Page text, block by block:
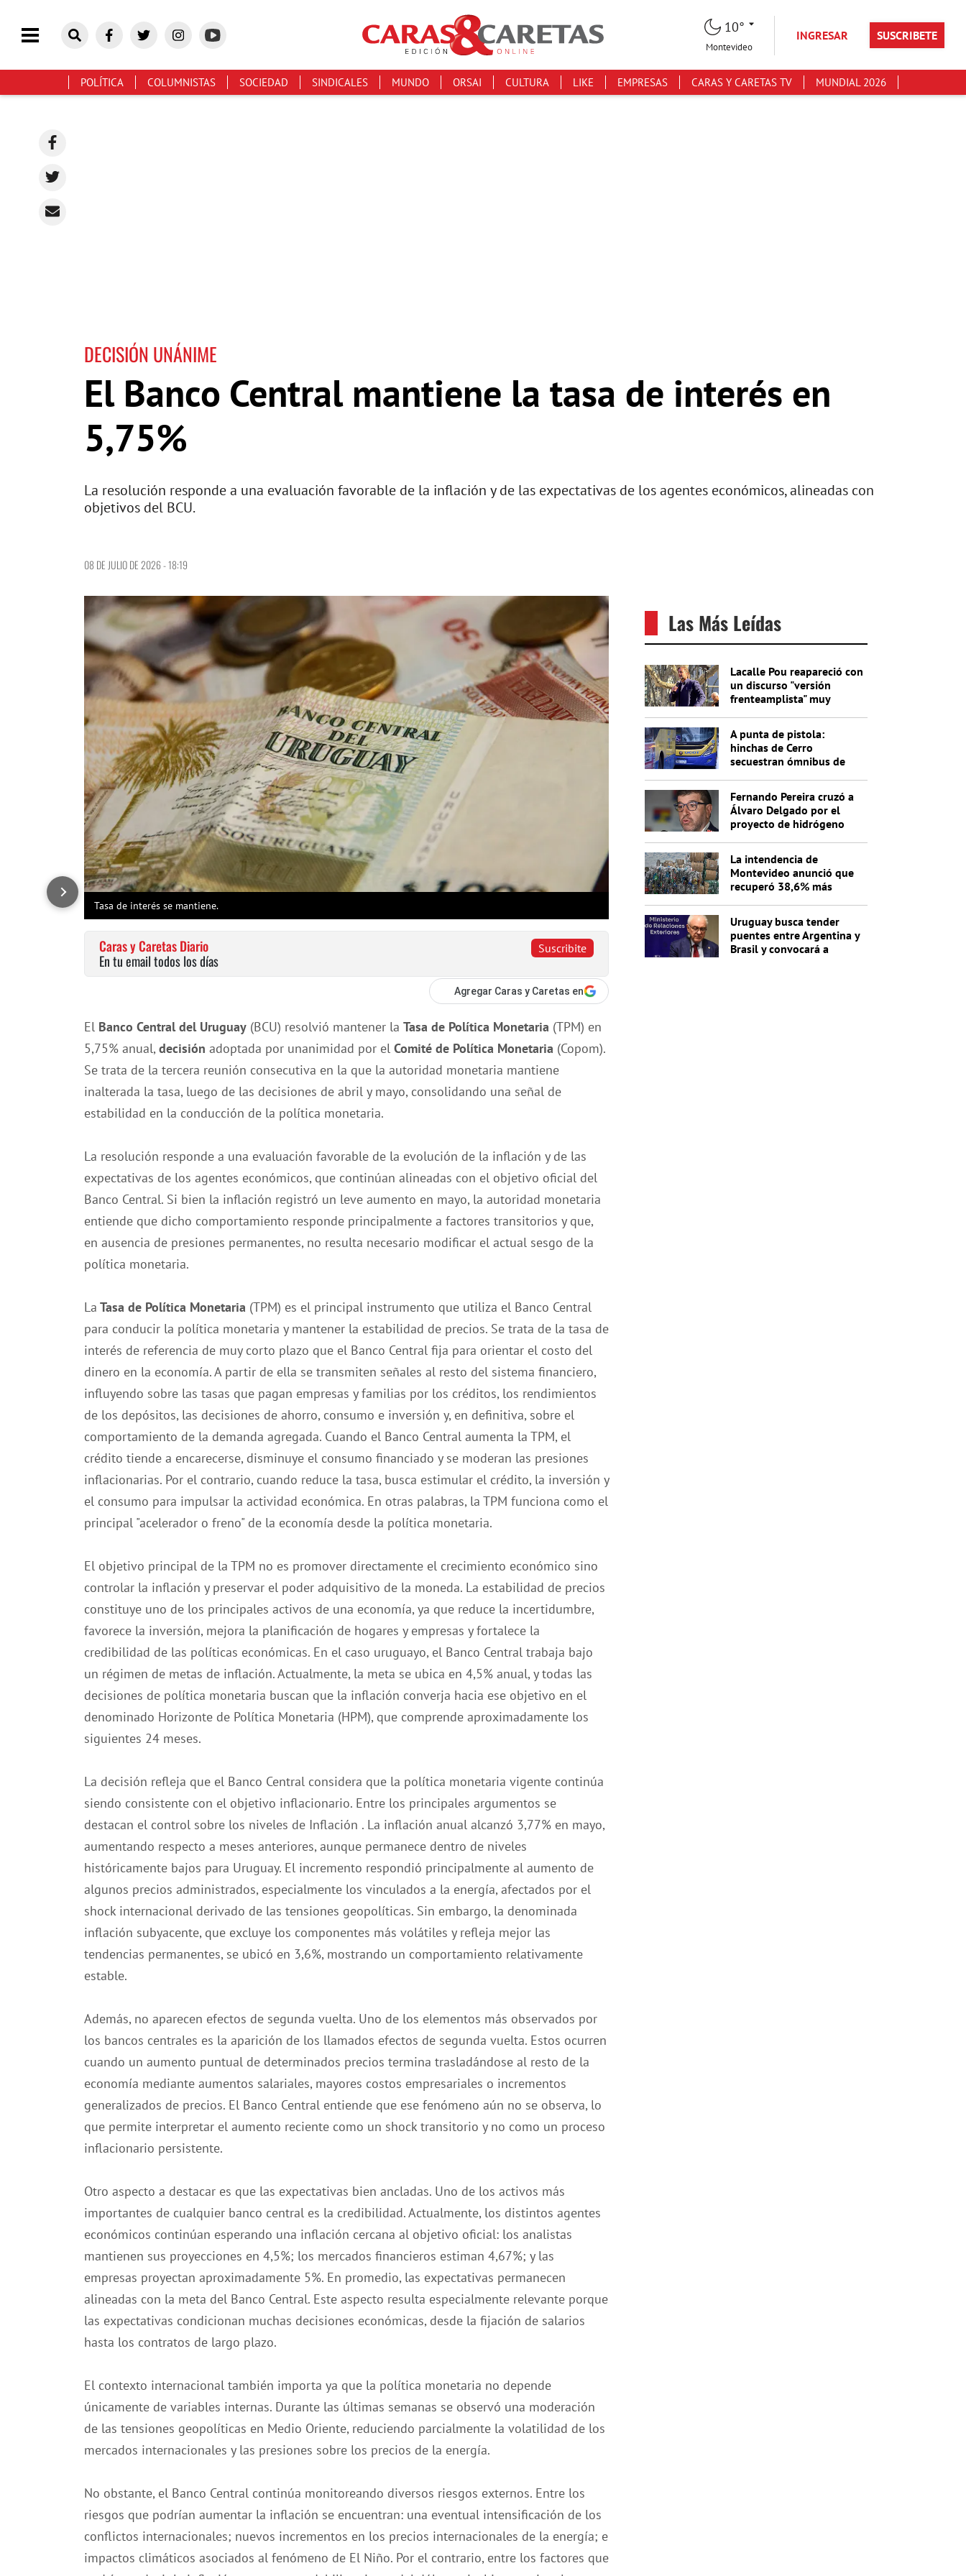
10°
Montevideo
INGRESAR SUSCRIBETE
POLÍTICA COLUMNISTAS SOCIEDAD SINDICALES MUNDO ORSAI CULTURA LIKE EMPRESAS CARAS Y CARETAS TV MUNDIAL 2026
DECISIÓN UNÁNIME
El Banco Central mantiene la tasa de interés en
5,75%
La resolución responde a una evaluación favorable de la inflación y de las expectativas de los agentes económicos, alineadas con
objetivos del BCU.
08 DE JULIO DE 2026 - 18:19
Tasa de interés se mantiene.
Suscribite
Caras y Caretas Diario
En tu email todos los días
Agregar Caras y Caretas en
El Banco Central del Uruguay (BCU) resolvió mantener la Tasa de Política Monetaria (TPM) en
5,75% anual, decisión adoptada por unanimidad por el Comité de Política Monetaria (Copom).
Se trata de la tercera reunión consecutiva en la que la autoridad monetaria mantiene
inalterada la tasa, luego de las decisiones de abril y mayo, consolidando una señal de
estabilidad en la conducción de la política monetaria.
La resolución responde a una evaluación favorable de la evolución de la inflación y de las
expectativas de los agentes económicos, que continúan alineadas con el objetivo oficial del
Banco Central. Si bien la inflación registró un leve aumento en mayo, la autoridad monetaria
entiende que dicho comportamiento responde principalmente a factores transitorios y que,
en ausencia de presiones permanentes, no resulta necesario modificar el actual sesgo de la
política monetaria.
La Tasa de Política Monetaria (TPM) es el principal instrumento que utiliza el Banco Central
para conducir la política monetaria y mantener la estabilidad de precios. Se trata de la tasa de
interés de referencia de muy corto plazo que el Banco Central fija para orientar el costo del
dinero en la economía. A partir de ella se transmiten señales al resto del sistema financiero,
influyendo sobre las tasas que pagan empresas y familias por los créditos, los rendimientos
de los depósitos, las decisiones de ahorro, consumo e inversión y, en definitiva, sobre el
comportamiento de la demanda agregada. Cuando el Banco Central aumenta la TPM, el
crédito tiende a encarecerse, disminuye el consumo financiado y se moderan las presiones
inflacionarias. Por el contrario, cuando reduce la tasa, busca estimular el crédito, la inversión y
el consumo para impulsar la actividad económica. En otras palabras, la TPM funciona como el
principal "acelerador o freno" de la economía desde la política monetaria.
El objetivo principal de la TPM no es promover directamente el crecimiento económico sino
controlar la inflación y preservar el poder adquisitivo de la moneda. La estabilidad de precios
constituye uno de los principales activos de una economía, ya que reduce la incertidumbre,
favorece la inversión, mejora la planificación de hogares y empresas y fortalece la
credibilidad de las políticas económicas. En el caso uruguayo, el Banco Central trabaja bajo
un régimen de metas de inflación. Actualmente, la meta se ubica en 4,5% anual, y todas las
decisiones de política monetaria buscan que la inflación converja hacia ese objetivo en el
denominado Horizonte de Política Monetaria (HPM), que comprende aproximadamente los
siguientes 24 meses.
La decisión refleja que el Banco Central considera que la política monetaria vigente continúa
siendo consistente con el objetivo inflacionario. Entre los principales argumentos se
destacan el control sobre los niveles de Inflación . La inflación anual alcanzó 3,77% en mayo,
aumentando respecto a meses anteriores, aunque permanece dentro de niveles
históricamente bajos para Uruguay. El incremento respondió principalmente al aumento de
algunos precios administrados, especialmente los vinculados a la energía, afectados por el
shock internacional derivado de las tensiones geopolíticas. Sin embargo, la denominada
inflación subyacente, que excluye los componentes más volátiles y refleja mejor las
tendencias permanentes, se ubicó en 3,6%, mostrando un comportamiento relativamente
estable.
Además, no aparecen efectos de segunda vuelta. Uno de los elementos más observados por
los bancos centrales es la aparición de los llamados efectos de segunda vuelta. Estos ocurren
cuando un aumento puntual de determinados precios termina trasladándose al resto de la
economía mediante aumentos salariales, mayores costos empresariales o incrementos
generalizados de precios. El Banco Central entiende que ese fenómeno aún no se observa, lo
que permite interpretar el aumento reciente como un shock transitorio y no como un proceso
inflacionario persistente.
Otro aspecto a destacar es que las expectativas bien ancladas. Uno de los activos más
importantes de cualquier banco central es la credibilidad. Actualmente, los distintos agentes
económicos continúan esperando una inflación cercana al objetivo oficial: los analistas
mantienen sus proyecciones en 4,5%; los mercados financieros estiman 4,67%; y las
empresas proyectan aproximadamente 5%. En promedio, las expectativas permanecen
alineadas con la meta del Banco Central. Este aspecto resulta especialmente relevante porque
las expectativas condicionan muchas decisiones económicas, desde la fijación de salarios
hasta los contratos de largo plazo.
El contexto internacional también importa ya que la política monetaria no depende
únicamente de variables internas. Durante las últimas semanas se observó una moderación
de las tensiones geopolíticas en Medio Oriente, reduciendo parcialmente la volatilidad de los
mercados internacionales y las presiones sobre los precios de la energía.
No obstante, el Banco Central continúa monitoreando diversos riesgos externos. Entre los
riesgos que podrían aumentar la inflación se encuentran: una eventual intensificación de los
conflictos internacionales; nuevos incrementos en los precios internacionales de la energía; e
impactos climáticos asociados al fenómeno de El Niño. Por el contrario, entre los factores que
Las Más Leídas
Lacalle Pou reapareció con
un discurso "versión
frenteamplista" muy
A punta de pistola:
hinchas de Cerro
secuestran ómnibus de
Fernando Pereira cruzó a
Álvaro Delgado por el
proyecto de hidrógeno
La intendencia de
Montevideo anunció que
recuperó 38,6% más
Uruguay busca tender
puentes entre Argentina y
Brasil y convocará a